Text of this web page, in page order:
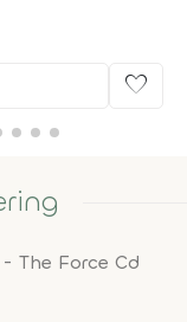
favorite
The Force Cd